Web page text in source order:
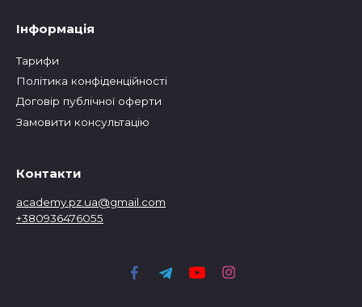
Інформація
Тарифи
Політика конфіденційності
Договір публічної оферти
Замовити консультацію
Контакти
academy.pz.ua@gmail.com
+380936476055